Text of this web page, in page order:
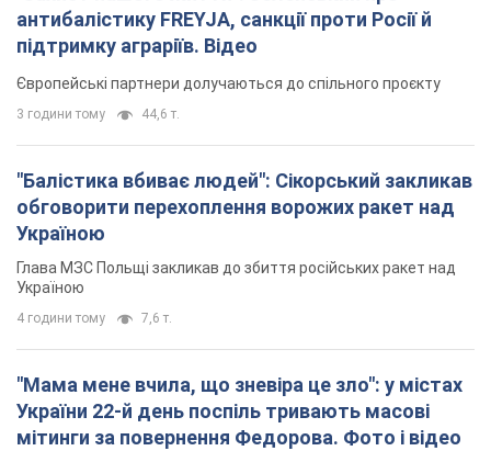
антибалістику FREYJA, санкції проти Росії й
підтримку аграріїв. Відео
Європейські партнери долучаються до спільного проєкту
3 години тому 44,6 т.
"Балістика вбиває людей": Сікорський закликав
обговорити перехоплення ворожих ракет над
Україною
Глава МЗС Польщі закликав до збиття російських ракет над
Україною
4 години тому 7,6 т.
"Мама мене вчила, що зневіра це зло": у містах
України 22-й день поспіль тривають масові
мітинги за повернення Федорова. Фото і відео